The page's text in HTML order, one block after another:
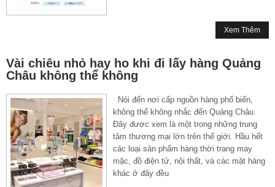
Xem Thêm
Vài chiêu nhỏ hay ho khi đi lấy hàng Quảng
Châu không thể không
Nói đến nơi cấp nguồn hàng phổ biến,
không thể không nhắc đến Quảng Châu.
Đây được xem là một trong những trung
tâm thương mại lớn trên thế giới. Hầu hết
các loại sản phẩm hàng thời trang may
mặc, đồ điện tử, nội thất, và các mặt hàng
khác ở đây đều